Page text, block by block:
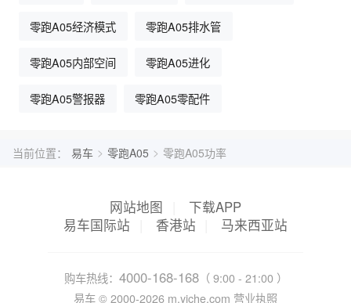
零跑A05经济模式 零跑A05排水管
零跑A05内部空间 零跑A05进化
零跑A05警报器 零跑A05零配件
当前位置： 易车 > 零跑A05 > 零跑A05功率
网站地图
下载APP
易车国际站
香港站 马来西亚站
购车热线： 4000-168-168（ 9:00 - 21:00 ）
易车 © 2000-2026 m.yiche.com 营业执照